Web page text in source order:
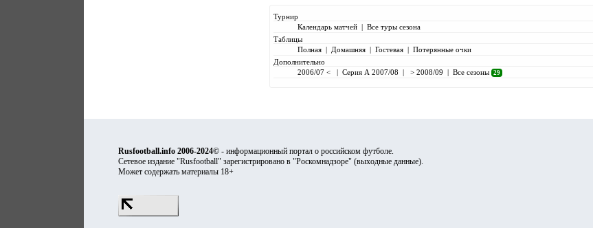
Турнир
Календарь матчей| Все туры сезона
Таблицы
Полная| Домашняя| Гостевая| Потерянные очки
Дополнительно
2006/07 <
| Серия А 2007/08 | > 2008/09 | Все сезоны 29
Rusfootball.info 2006-2024© - информационный портал о российском футболе.
Сетевое издание "Rusfootball" зарегистрировано в "Роскомнадзоре" (выходные данные).
Может содержать материалы 18+